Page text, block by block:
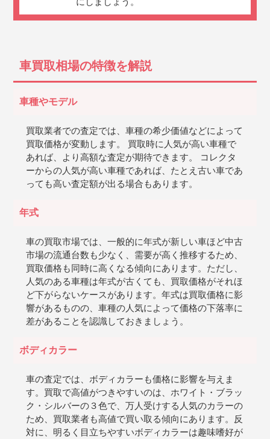
車買取相場の特徴を解説
車種やモデル
買取業者での査定では、車種の希少価値などによって
買取価格が変動します。 買取時に人気が高い車種で
あれば、より高額な査定が期待できます。 コレクタ
ーからの人気が高い車種であれば、たとえ古い車であ
っても高い査定額が出る場合もあります。
年式
車の買取市場では、一般的に年式が新しい車ほど中古
市場の流通台数も少なく、需要が高く推移するため、
買取価格も同時に高くなる傾向にあります。ただし、
人気のある車種は年式が古くても、買取価格がそれほ
ど下がらないケースがあります。年式は買取価格に影
響があるものの、車種の人気によって価格の下落率に
差があることを認識しておきましょう。
ボディカラー
車の査定では、ボディカラーも価格に影響を与えま
す。買取で高値がつきやすいのは、ホワイト・ブラッ
ク・シルバーの３色で、万人受けする人気のカラーの
ため、買取業者も高値で買い取る傾向にあります。反
対に、明るく目立ちやすいボディカラーは趣味嗜好が